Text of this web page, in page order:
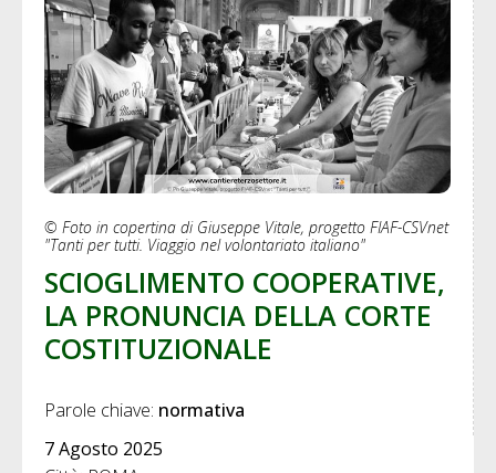
© Foto in copertina di Giuseppe Vitale, progetto FIAF-CSVnet
"Tanti per tutti. Viaggio nel volontariato italiano"
SCIOGLIMENTO COOPERATIVE,
LA PRONUNCIA DELLA CORTE
COSTITUZIONALE
Parole chiave: normativa
7 Agosto 2025